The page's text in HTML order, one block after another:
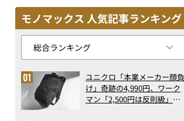
モノマックス 人気記事ランキング
ユニクロ「本業メーカー顔負
け」奇跡の4,990円、ワーク
マン「2,500円は反則級」凄